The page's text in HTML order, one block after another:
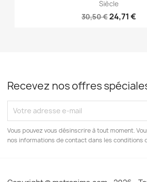
Siècle
30,50 €24,71 €
Recevez nos offres
Vous pouvez vous désinscrire à tout moment.
nos informations de contact dans les conditions